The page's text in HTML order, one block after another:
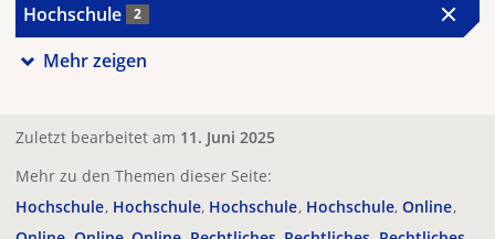
Hochschule 2
Mehr zeigen
Zuletzt bearbeitet am 11. Juni 2025
Mehr zu den Themen dieser Seite:
Hochschule Hochschule Hochschule Hochschule Online